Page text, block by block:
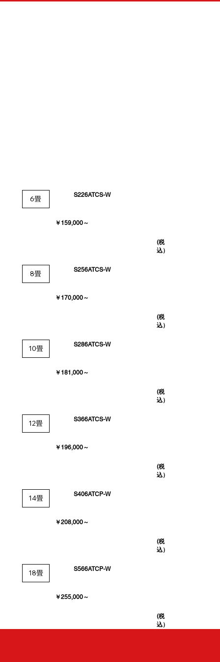
6畳 S226ATCS-W
￥159,000～
(税
込）
8畳 S256ATCS-W
￥170,000～
(税
込）
10畳 S286ATCS-W
￥181,000～
(税
込）
12畳 S366ATCS-W
￥196,000～
(税
込）
14畳 S406ATCP-W
￥208,000～
(税
込）
18畳 S566ATCP-W
￥255,000～
(税
込）